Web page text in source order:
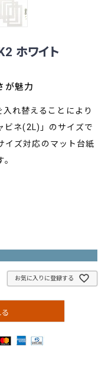
ホワイト
が魅力
れ替えることにより
ビネ(2L)」のサイズで
イズ対応のマット台紙
お気に入りに登録する